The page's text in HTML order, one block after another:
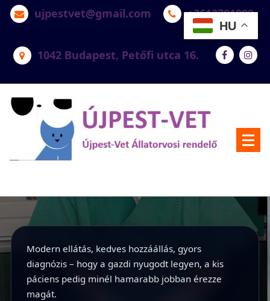
ujpestvet@gmail.com +3613701899
1042 Budapest, Petőfi utca 16.
Modern ellátás, kedves hozzáállás, gyors
diagnózis – hogy a gazdi nyugodt legyen, a kis
páciens pedig minél hamarabb jobban érezze
magát.
HU